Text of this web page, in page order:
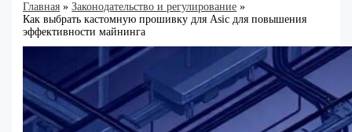
Главная
Законодательство и регулирование
Как выбрать кастомную прошивку для Asic для повышения
эффективности майнинга